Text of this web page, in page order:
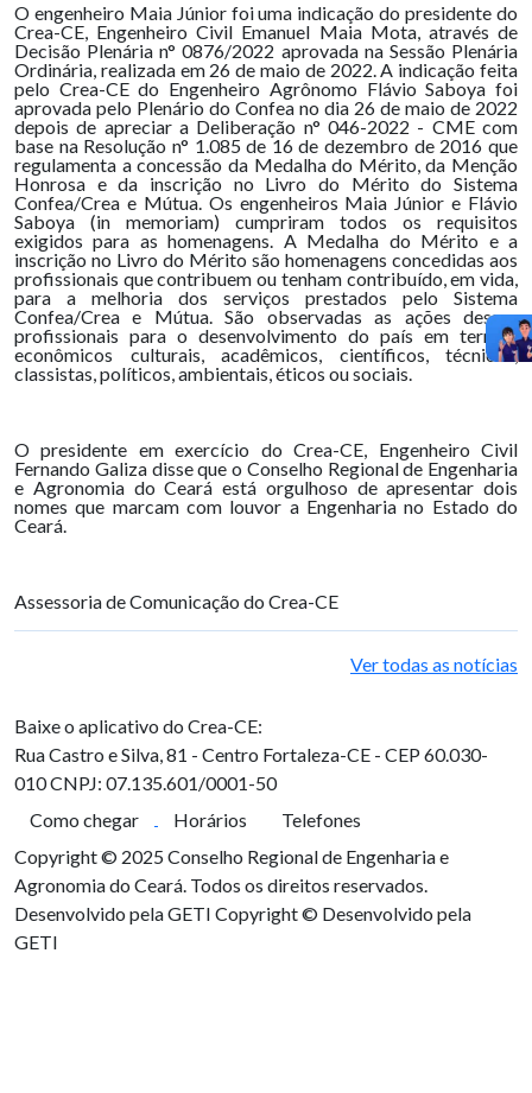
O engenheiro Maia Júnior foi uma indicação do presidente do
Crea-CE, Engenheiro Civil Emanuel Maia Mota, através de
Decisão Plenária n° 0876/2022 aprovada na Sessão Plenária
Ordinária, realizada em 26 de maio de 2022. A indicação feita
pelo Crea-CE do Engenheiro Agrônomo Flávio Saboya foi
aprovada pelo Plenário do Confea no dia 26 de maio de 2022
depois de apreciar a Deliberação n° 046-2022 - CME com
base na Resolução n° 1.085 de 16 de dezembro de 2016 que
regulamenta a concessão da Medalha do Mérito, da Menção
Honrosa e da inscrição no Livro do Mérito do Sistema
Confea/Crea e Mútua. Os engenheiros Maia Júnior e Flávio
Saboya (in memoriam) cumpriram todos os requisitos
exigidos para as homenagens. A Medalha do Mérito e a
inscrição no Livro do Mérito são homenagens concedidas aos
profissionais que contribuem ou tenham contribuído, em vida,
para a melhoria dos serviços prestados pelo Sistema
Confea/Crea e Mútua. São observadas as ações desses
profissionais para o desenvolvimento do país em termos
econômicos culturais, acadêmicos, científicos, técnicos,
classistas, políticos, ambientais, éticos ou sociais.
O presidente em exercício do Crea-CE, Engenheiro Civil
Fernando Galiza disse que o Conselho Regional de Engenharia
e Agronomia do Ceará está orgulhoso de apresentar dois
nomes que marcam com louvor a Engenharia no Estado do
Ceará.
Assessoria de Comunicação do Crea-CE
Ver todas as notícias
Baixe o aplicativo do Crea-CE:
Rua Castro e Silva, 81 - Centro Fortaleza-CE - CEP 60.030-
010CNPJ: 07.135.601/0001-50
Como chegar
Horários
Telefones
Copyright © 2025 Conselho Regional de Engenharia e
Agronomia do Ceará. Todos os direitos reservados.
Desenvolvido pela GETI Copyright © Desenvolvido pela
GETI